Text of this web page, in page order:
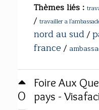
Thèmes liés :
/ travailler a
nord au sud/
france/
0
Foire Aux
pays -